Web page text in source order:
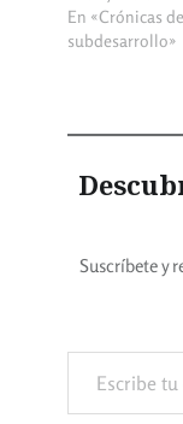
En «Crónicas
subdesarrollo»
Suscríbete y